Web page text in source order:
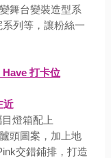
舞台變裝造型系
列等，讓粉絲一
打卡位
近
燈箱配上
頭圖案，加上地
交錯鋪排，打造